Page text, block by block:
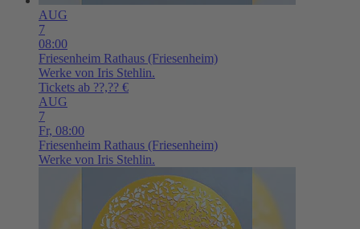
AUG
7
08:00
Friesenheim Rathaus (Friesenheim)
Werke von Iris Stehlin.
Tickets ab ??,?? €
AUG
7
Fr, 08:00
Friesenheim Rathaus (Friesenheim)
Werke von Iris Stehlin.